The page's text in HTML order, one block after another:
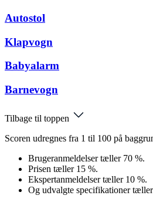
Autostol
Klapvogn
Babyalarm
Barnevogn
Tilbage til toppen
Scoren udregnes fra 1 til 100 på
Brugeranmeldelser tæller 70 %.
Prisen tæller 15 %.
Ekspertanmeldelser tæller 10 %.
Og udvalgte specifikationer